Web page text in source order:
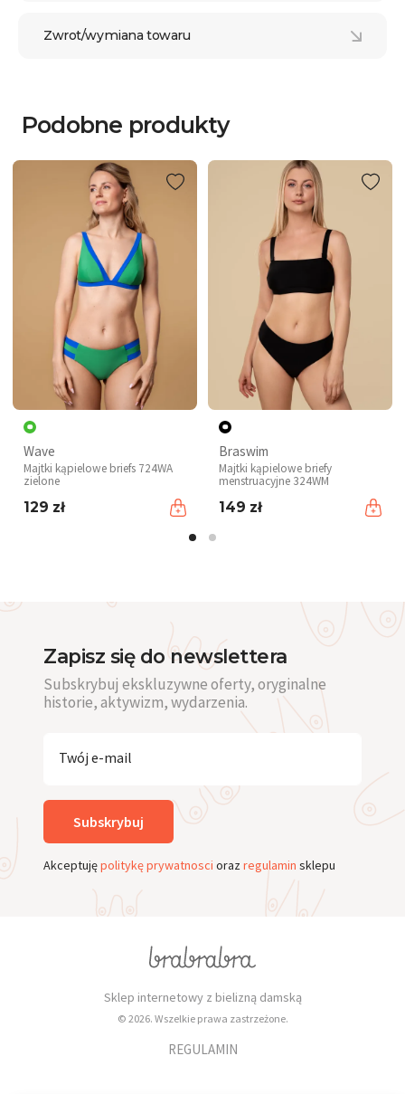
Zwrot/wymiana towaru
Podobne produkty
Wave
Majtki kąpielowe briefs 724WA
zielone
129 zł
Braswim
Majtki kąpielowe briefy
menstruacyjne 324WM
149 zł
Zapisz się do newslettera
Subskrybuj ekskluzywne oferty, oryginalne
historie, aktywizm, wydarzenia.
Twój e-mail
Subskrybuj
Akceptujępolitykę prywatnosci orazregulamin sklepu
Sklep internetowy z bielizną damską
© 2026. Wszelkie prawa zastrzeżone.
REGULAMIN